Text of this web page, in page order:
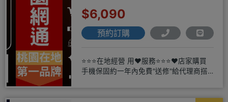
$6,090
預約訂購
⭐⭐⭐在地經營 用❤️服務⭐⭐⭐❤️店家購買
手機保固約一年內免費"送修"給代理商搭